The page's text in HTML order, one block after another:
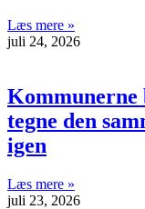
Læs mere »
juli 24, 2026
tegne den
igen
Læs mere »
juli 23, 2026